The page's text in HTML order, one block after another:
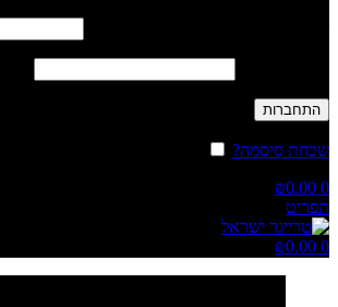
התחברות
שכחת סיסמה?
0
₪0.00
תפריט
0
₪0.00